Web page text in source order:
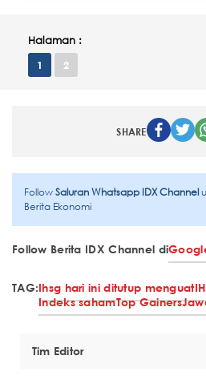
Halaman :
1 2
SHARE
FollowSaluran Whatsapp IDX Channel
Berita Ekonomi
Follow Berita IDX Channel di
TAG:Ihsg hari ini ditutup menguat
Indeks sahamTop Gainers
Tim Editor